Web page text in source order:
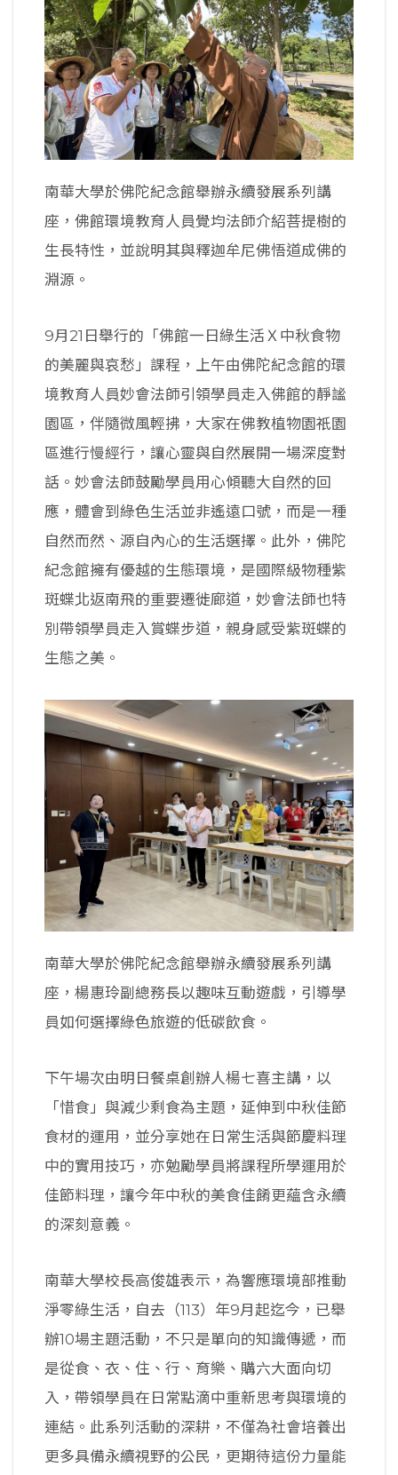
南華大學於佛陀紀念館舉辦永續發展系列講
座，佛館環境教育人員覺均法師介紹菩提樹的
生長特性，並說明其與釋迦牟尼佛悟道成佛的
淵源。
9月21日舉行的「佛館一日綠生活Ｘ中秋食物
的美麗與哀愁」課程，上午由佛陀紀念館的環
境教育人員妙會法師引領學員走入佛館的靜謐
園區，伴隨微風輕拂，大家在佛教植物園祇園
區進行慢經行，讓心靈與自然展開一場深度對
話。妙會法師鼓勵學員用心傾聽大自然的回
應，體會到綠色生活並非遙遠口號，而是一種
自然而然、源自內心的生活選擇。此外，佛陀
紀念館擁有優越的生態環境，是國際級物種紫
斑蝶北返南飛的重要遷徙廊道，妙會法師也特
別帶領學員走入賞蝶步道，親身感受紫斑蝶的
生態之美。
南華大學於佛陀紀念館舉辦永續發展系列講
座，楊惠玲副總務長以趣味互動遊戲，引導學
員如何選擇綠色旅遊的低碳飲食。
下午場次由明日餐桌創辦人楊七喜主講，以
「惜食」與減少剩食為主題，延伸到中秋佳節
食材的運用，並分享她在日常生活與節慶料理
中的實用技巧，亦勉勵學員將課程所學運用於
佳節料理，讓今年中秋的美食佳餚更蘊含永續
的深刻意義。
南華大學校長高俊雄表示，為響應環境部推動
淨零綠生活，自去（113）年9月起迄今，已舉
辦10場主題活動，不只是單向的知識傳遞，而
是從食、衣、住、行、育樂、購六大面向切
入，帶領學員在日常點滴中重新思考與環境的
連結。此系列活動的深耕，不僅為社會培養出
更多具備永續視野的公民，更期待這份力量能